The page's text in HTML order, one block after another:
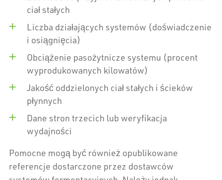
ciał stałych
Liczba działających systemów (doświadczenie
i osiągnięcia)
Obciążenie pasożytnicze systemu (procent
wyprodukowanych kilowatów)
Jakość oddzielonych ciał stałych i ścieków
płynnych
Dane stron trzecich lub weryfikacja
wydajności
Pomocne mogą być również opublikowane
referencje dostarczone przez dostawców